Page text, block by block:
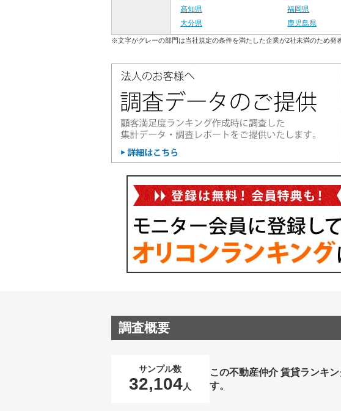
高知県
福岡県
大分県
鹿児島県
※文字がグレーの部門は当社規定の条件を満たした企業が2社未満のため発
調査概要
サンプル数
32,104人
この不動産仲介 賃貸ランキ
す。